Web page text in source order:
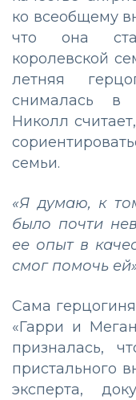
ко всеобщему
что она
королевской
летняя
снималась в
Николл
семьи.
«Я думаю, к
было почти
ее опыт в
смог помочь
Сама
«Гарри и
призналась,
пристального
эксперта,